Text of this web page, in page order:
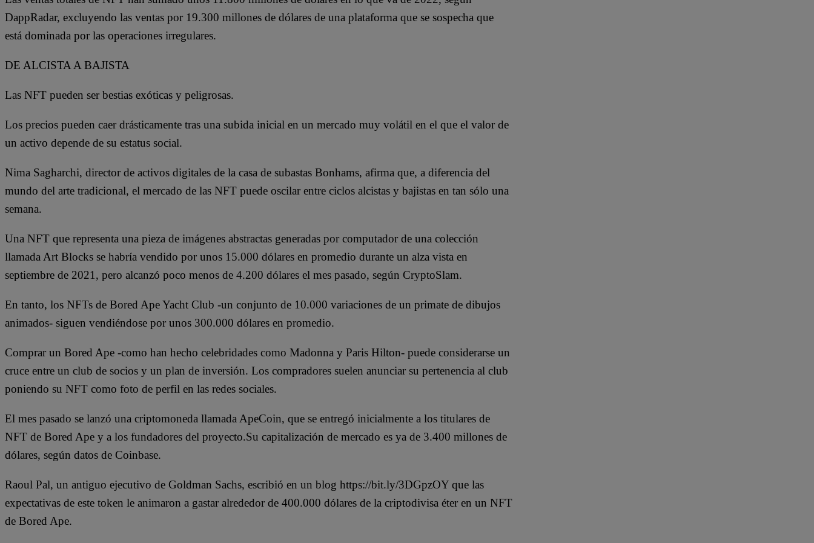
DappRadar, excluyendo las ventas por 19.300 millones de dólares de una plataforma que se sospecha que
está dominada por las operaciones irregulares.
DE ALCISTA A BAJISTA
Las NFT pueden ser bestias exóticas y peligrosas.
Los precios pueden caer drásticamente tras una subida inicial en un mercado muy volátil en el que el valor de
un activo depende de su estatus social.
Nima Sagharchi, director de activos digitales de la casa de subastas Bonhams, afirma que, a diferencia del
mundo del arte tradicional, el mercado de las NFT puede oscilar entre ciclos alcistas y bajistas en tan sólo una
semana.
Una NFT que representa una pieza de imágenes abstractas generadas por computador de una colección
llamada Art Blocks se habría vendido por unos 15.000 dólares en promedio durante un alza vista en
septiembre de 2021, pero alcanzó poco menos de 4.200 dólares el mes pasado, según CryptoSlam.
En tanto, los NFTs de Bored Ape Yacht Club -un conjunto de 10.000 variaciones de un primate de dibujos
animados- siguen vendiéndose por unos 300.000 dólares en promedio.
Comprar un Bored Ape -como han hecho celebridades como Madonna y Paris Hilton- puede considerarse un
cruce entre un club de socios y un plan de inversión. Los compradores suelen anunciar su pertenencia al club
poniendo su NFT como foto de perfil en las redes sociales.
El mes pasado se lanzó una criptomoneda llamada ApeCoin, que se entregó inicialmente a los titulares de
NFT de Bored Ape y a los fundadores del proyecto.Su capitalización de mercado es ya de 3.400 millones de
dólares, según datos de Coinbase.
Raoul Pal, un antiguo ejecutivo de Goldman Sachs, escribió en un blog https://bit.ly/3DGpzOY que las
expectativas de este token le animaron a gastar alrededor de 400.000 dólares de la criptodivisa éter en un NFT
de Bored Ape.